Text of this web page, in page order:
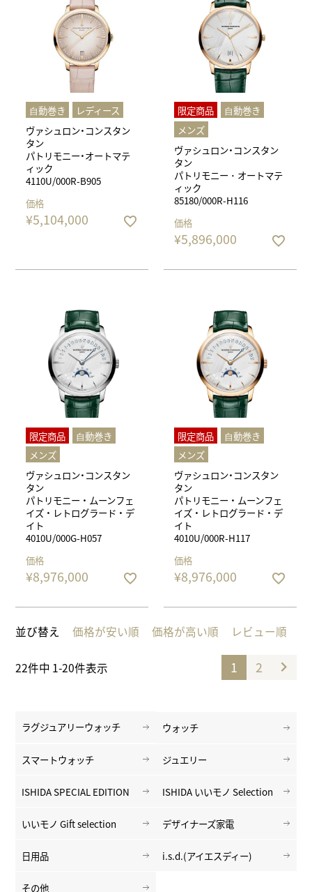
ラグジュアリーウォッチ ウォッチ
スマートウォッチ ジュエリー
ISHIDA SPECIAL EDITION ISHIDA いいモノ Selection
いいモノ Gift selection デザイナーズ家電
日用品 i.s.d.(アイエスディー)
その他
⾃動巻き
レディース
ヴァシュロン・コンスタン
タン
パトリモニー・オートマテ
ィック
4110U/000R-B905
価格
¥5,104,000
限定商品
⾃動巻き
メンズ
ヴァシュロン・コンスタン
タン
パトリモニー ･ オートマテ
ィック
85180/000R-H116
価格
¥5,896,000
限定商品
⾃動巻き
メンズ
ヴァシュロン・コンスタン
タン
パトリモニー ・ ムーンフェ
イズ ・ レトログラード ・ デ
イト
4010U/000G-H057
価格
¥8,976,000
限定商品
⾃動巻き
メンズ
ヴァシュロン・コンスタン
タン
パトリモニー ・ ムーンフェ
イズ ・ レトログラード ・ デ
イト
4010U/000R-H117
価格
¥8,976,000
並び替え 価格が安い順 価格が高い順 レビュー順
22件中 1-20件表示 1 2